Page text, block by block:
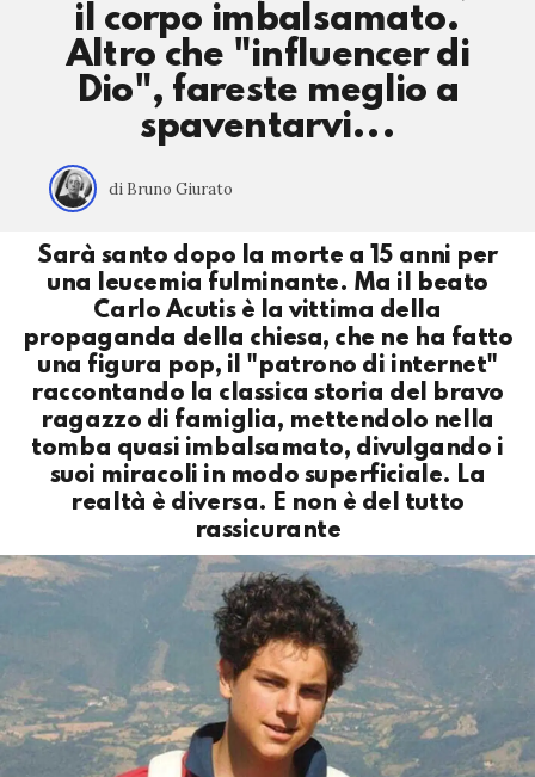
il corpo imbalsamato.
Altro che "influencer di
Dio", fareste meglio a
spaventarvi...
di Bruno Giurato
Sarà santo dopo la morte a 15 anni per
una leucemia fulminante. Ma il beato
Carlo Acutis è la vittima della
propaganda della chiesa, che ne ha fatto
una figura pop, il "patrono di internet"
raccontando la classica storia del bravo
ragazzo di famiglia, mettendolo nella
tomba quasi imbalsamato, divulgando i
suoi miracoli in modo superficiale. La
realtà è diversa. E non è del tutto
rassicurante